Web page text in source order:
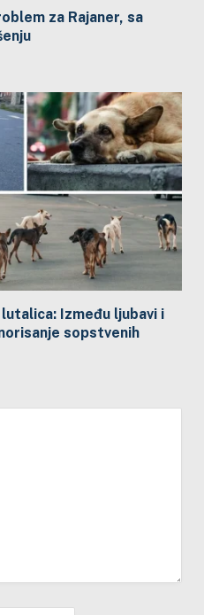
za Rajaner, sa
Između ljubavi i
sopstvenih